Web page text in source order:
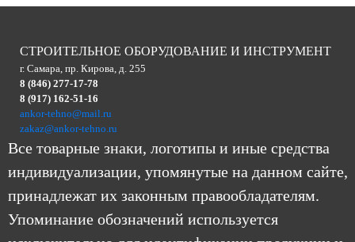
СТРОИТЕЛЬНОЕ ОБОРУДОВАНИЕ И ИНСТРУМЕНТ
г. Самара, пр. Кирова, д. 255
8 (846) 277-17-78
8 (917) 162-51-16
ankor-tehno@mail.ru
zakaz@ankor-tehno.ru
Все товарные знаки, логотипы и иные средства
индивидуализации, упомянутые на данном сайте,
принадлежат их законным правообладателям.
Упоминание обозначений используется